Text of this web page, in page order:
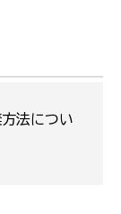
法につい